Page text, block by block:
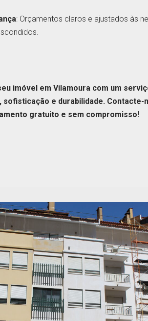
: Orçamentos claros e ajustados às
imóvel em Vilamoura com um
sofisticação e durabilidade. Contacte-
gratuito e sem compromisso!